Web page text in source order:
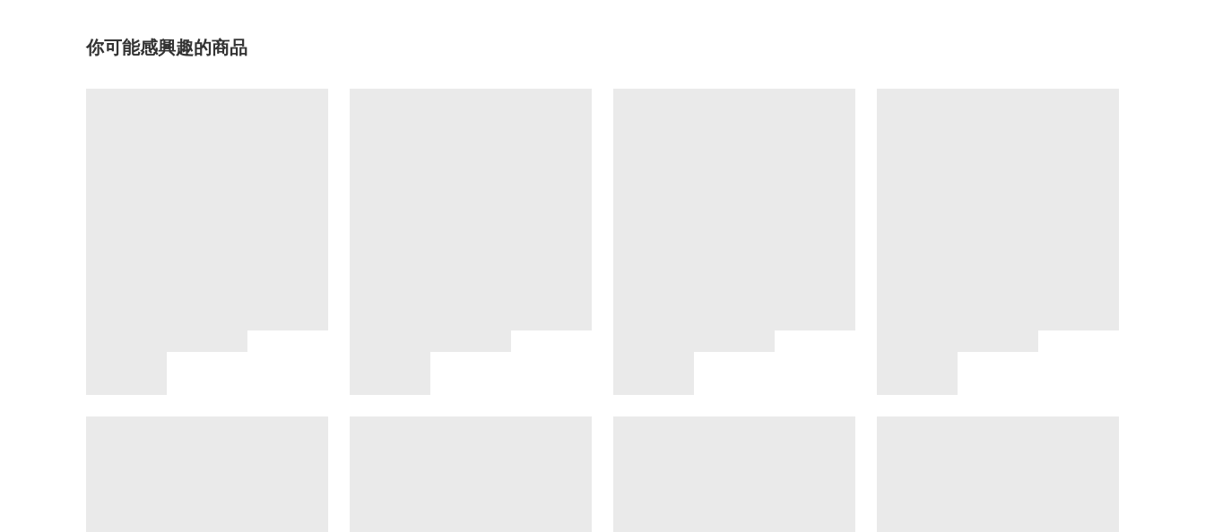
你可能感興趣的商品